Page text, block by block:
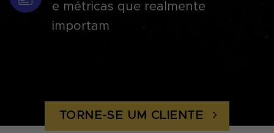
e métricas que realmente
importam
TORNE-SE UM CLIENTE